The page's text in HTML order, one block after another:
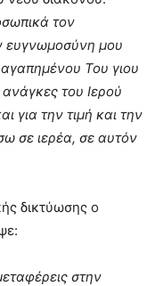
τον
ευγνωμοσύνη μου
Του γιου
του Ιερού
για την τιμή και την
σε ιερέα, σε αυτόν
δικτύωσης ο
στην